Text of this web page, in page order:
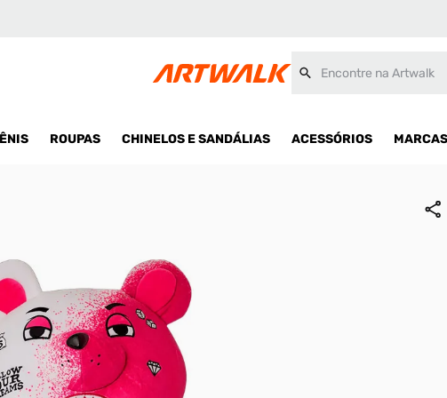
ROUPAS CHINELOS E SANDÁLIAS ACESSÓRIOS MARCAS
Unissex